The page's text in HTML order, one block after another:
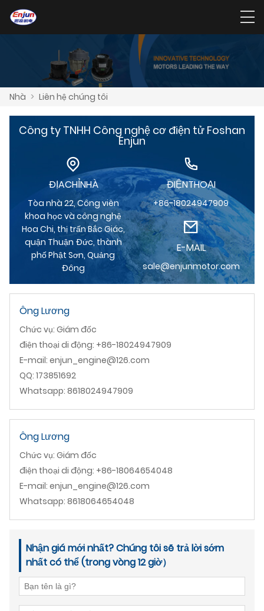
Nhà > Liên hệ chúng tôi
Công ty TNHH Công nghệ cơ điện tử Foshan
Enjun
ĐỊACHỈNHÀ
Tòa nhà 22, Công viên
khoa học và công nghệ
Hoa Chi, thị trấn Bắc Giác,
quận Thuận Đức, thành
phố Phật Sơn, Quảng
Đông
ĐIỆNTHOẠI
+86-18024947909
E-MAIL
sale@enjunmotor.com
Ông Lương
Chức vụ: Giám đốc
điện thoại di động: +86-18024947909
E-mail: enjun_engine@126.com
QQ: 173851692
Whatsapp: 8618024947909
Ông Lương
Chức vụ: Giám đốc
điện thoại di động: +86-18064654048
E-mail: enjun_engine@126.com
Whatsapp: 8618064654048
Nhận giá mới nhất? Chúng tôi sẽ trả lời sớm
nhất có thể (trong vòng 12 giờ）